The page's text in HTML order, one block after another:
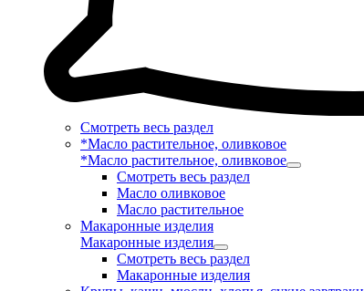
Смотреть весь раздел
*Масло растительное, оливковое
*Масло растительное, оливковое
Смотреть весь раздел
Масло оливковое
Масло растительное
Макаронные изделия
Макаронные изделия
Смотреть весь раздел
Макаронные изделия